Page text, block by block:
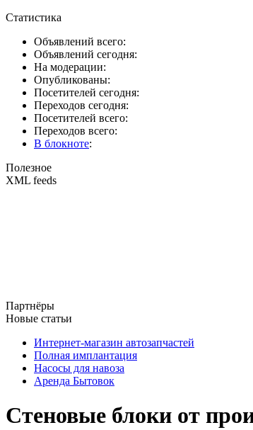
Статистика
Объявлений всего:
Объявлений сегодня:
На модерации:
Опубликованы:
Посетителей сегодня:
Переходов сегодня:
Посетителей всего:
Переходов всего:
В блокноте:
Полезное
XML feeds
Партнёры
Новые статьи
Интернет-магазин автозапчастей
Полная имплантация
Насосы для навоза
Аренда Бытовок
Стеновые блоки от